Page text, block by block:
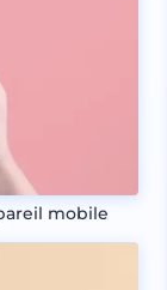
mobile